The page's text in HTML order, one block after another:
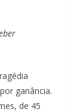
ganância.
de 45